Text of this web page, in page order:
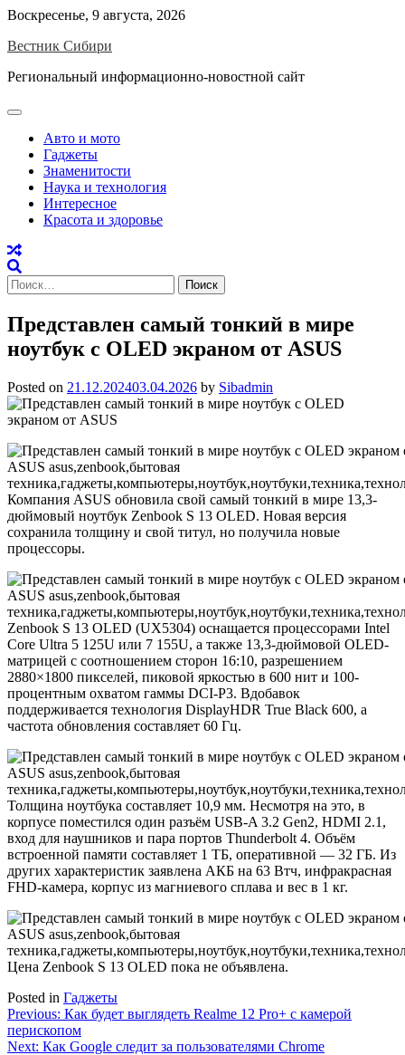
Skip
content
Воскресенье, 9 августа, 2026
Вестник Сибири
Региональный информационно-новостной сайт
Авто и мото
Гаджеты
Знаменитости
Наука и технология
Интересное
Красота и здоровье
Найти:
Представлен самый тонкий в мире
ноутбук с OLED экраном от ASUS
Posted on 21.12.202403.04.2026 by Sibadmin
Компания ASUS обновила свой самый тонкий в мире 13,3-
дюймовый ноутбук Zenbook S 13 OLED. Новая версия
сохранила толщину и свой титул, но получила новые
процессоры.
Zenbook S 13 OLED (UX5304) оснащается процессорами Intel
Core Ultra 5 125U или 7 155U, а также 13,3-дюймовой OLED-
матрицей с соотношением сторон 16:10, разрешением
2880×1800 пикселей, пиковой яркостью в 600 нит и 100-
процентным охватом гаммы DCI-P3. Вдобавок
поддерживается технология DisplayHDR True Black 600, а
частота обновления составляет 60 Гц.
Толщина ноутбука составляет 10,9 мм. Несмотря на это, в
корпусе поместился один разъём USB-A 3.2 Gen2, HDMI 2.1,
вход для наушников и пара портов Thunderbolt 4. Объём
встроенной памяти составляет 1 ТБ, оперативной — 32 ГБ. Из
других характеристик заявлена АКБ на 63 Втч, инфракрасная
FHD-камера, корпус из магниевого сплава и вес в 1 кг.
Цена Zenbook S 13 OLED пока не объявлена.
Posted in Гаджеты
Навигация
по
Previous: Как будет выглядеть Realme 12 Pro+ с камерой
перископом
Next: Как Google следит за пользователями Chrome